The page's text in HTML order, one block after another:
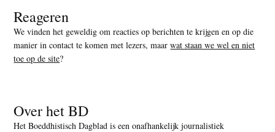
Reageren
We vinden het geweldig om reacties op berichten te krijgen en op die
manier in contact te komen met lezers, maarwat staan we wel en niet
toe op de site?
Over het BD
Het Boeddhistisch Dagblad is een onafhankelijk journalistiek